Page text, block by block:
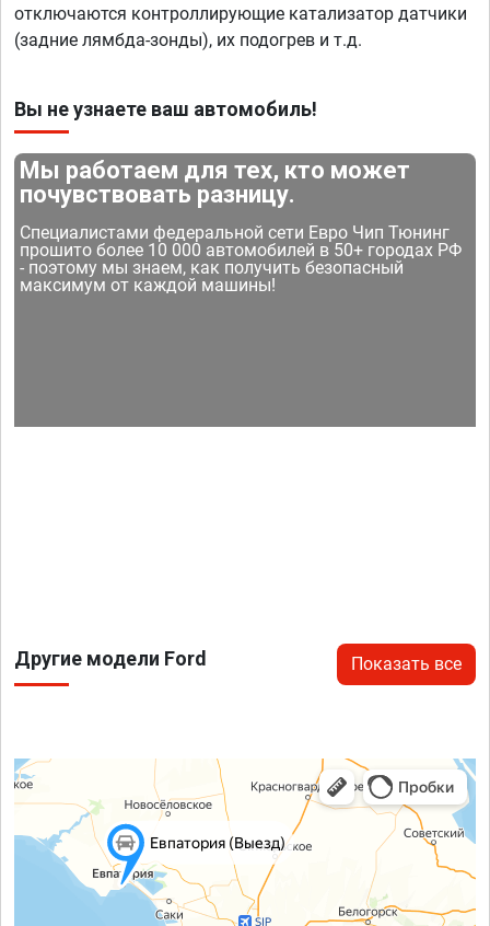
отключаются контроллирующие катализатор датчики
(задние лямбда-зонды), их подогрев и т.д.
Вы не узнаете ваш автомобиль!
Мы работаем для тех, кто может
почувствовать разницу.
Специалистами федеральной сети Евро Чип Тюнинг
прошито более 10 000 автомобилей в 50+ городах РФ
- поэтому мы знаем, как получить безопасный
максимум от каждой машины!
Другие модели Ford Показать все